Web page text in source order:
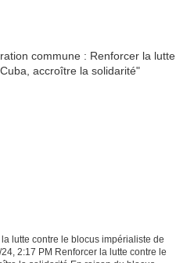
lutte contre le blocus impérialiste de
2:17 PM Renforcer la lutte contre le